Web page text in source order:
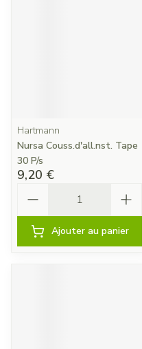
Hartmann
Nursa Couss.d'all.nst. Tape
30 P/s
9,20 €
Ajouter au panier